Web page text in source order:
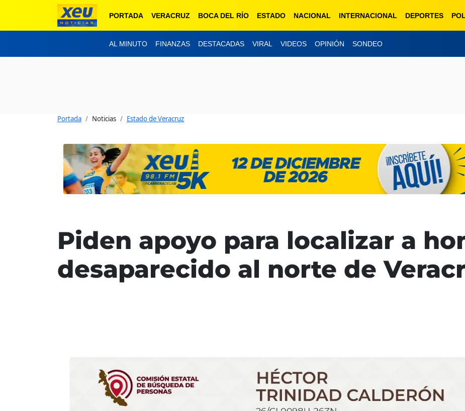
PORTADA VERACRUZ BOCA DEL RÍO ESTADO NACIONAL INTERNACIONAL DEPORTES
AL MINUTO FINANZAS DESTACADAS VIRAL VIDEOS OPINIÓN SONDEO
Portada Noticias Estado de Veracruz
Piden apoyo para localizar a
desaparecido al norte de